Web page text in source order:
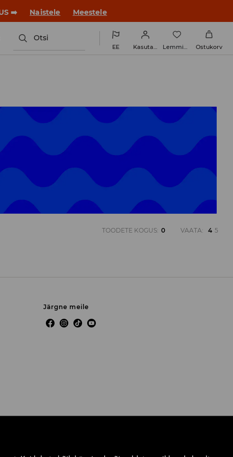
➡️ Naistele Meestele
Otsi
EE Kasutaja Lemmikud Ostukorv
TOODETE KOGUS: 0 VAATA: 4 5
Järgne meile